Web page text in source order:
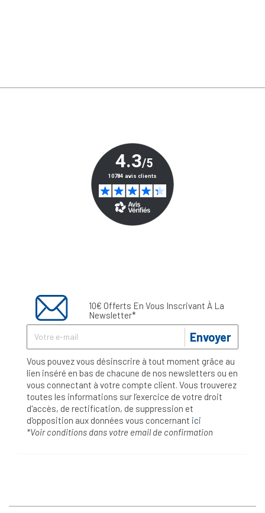
10€ Offerts En Vous Inscrivant À La
Newsletter*
Envoyer
Vous pouvez vous désinscrire à tout moment grâce au
lien inséré en bas de chacune de nos newsletters ou en
vous connectant à votre compte client. Vous trouverez
toutes les informations sur l’exercice de votre droit
d'accès, de rectification, de suppression et
d'opposition aux données vous concernant ici
*Voir conditions dans votre email de confirmation